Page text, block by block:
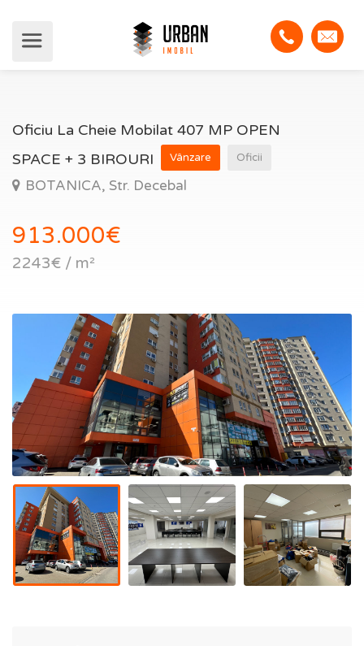
Oficiu La Cheie Mobilat 407 MP OPEN
SPACE + 3 BIROURI
Vânzare Oficii
BOTANICA, Str. Decebal
913.000€
2243€ / m²